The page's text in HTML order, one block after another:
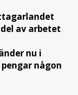
av arbetet
nu i
någon